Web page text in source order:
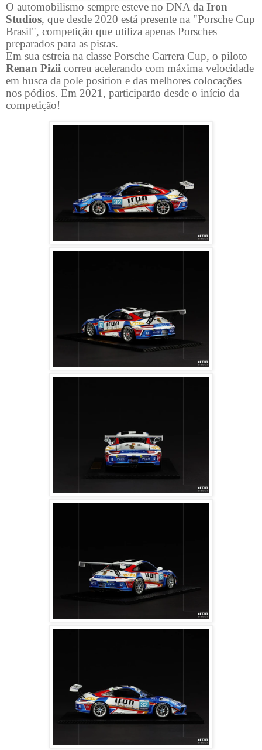
O automobilismo sempre esteve no DNA da Iron
Studios, que desde 2020 está presente na "Porsche Cup
Brasil", competição que utiliza apenas Porsches
preparados para as pistas.
Em sua estreia na classe Porsche Carrera Cup, o piloto
Renan Pizii correu acelerando com máxima velocidade
em busca da pole position e das melhores colocações
nos pódios. Em 2021, participarão desde o início da
competição!